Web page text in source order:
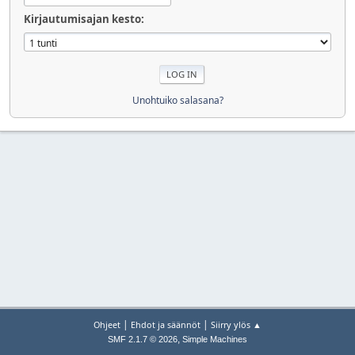
Kirjautumisajan kesto:
Unohtuiko salasana?
Ohjeet | Ehdot ja säännöt | Siirry ylös ▲
SMF 2.1.7 © 2026, Simple Machines